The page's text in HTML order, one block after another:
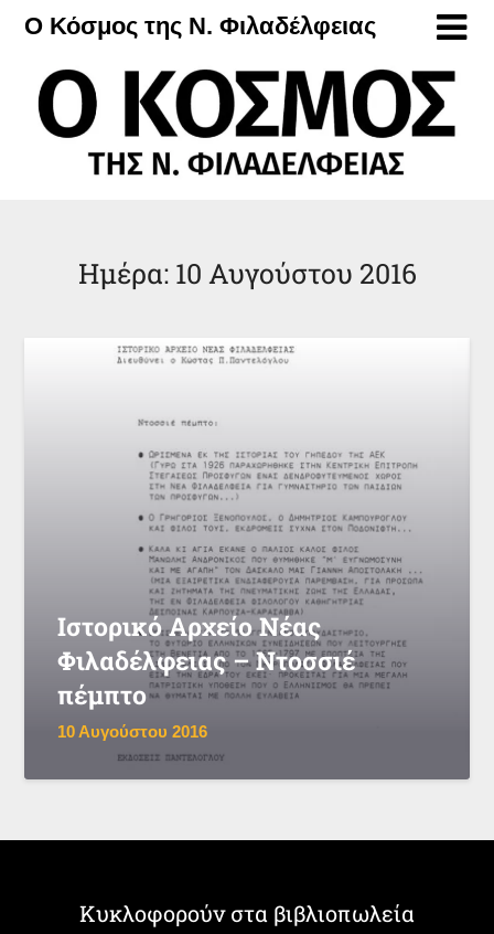
Μετάβαση
περιεχόμενο
Ο Κόσμος της Ν. Φιλαδέλφειας
Ημέρα: 10 Αυγούστου 2016
Ιστορικό Αρχείο Νέας
Φιλαδέλφειας – Ντοσσιέ
πέμπτο
10 Αυγούστου 2016
Κυκλοφορούν στα βιβλιοπωλεία